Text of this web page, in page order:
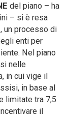
del piano – ha
– si è resa
un processo di
enti per
Nel piano
nelle
in cui vige il
in base al
limitate tra 7,5
il